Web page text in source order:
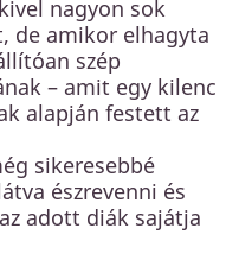
nagyon sok
de amikor elhagyta
szép
– amit egy kilenc
alapján festett az
sikeresebbé
észrevenni és
adott diák sajátja